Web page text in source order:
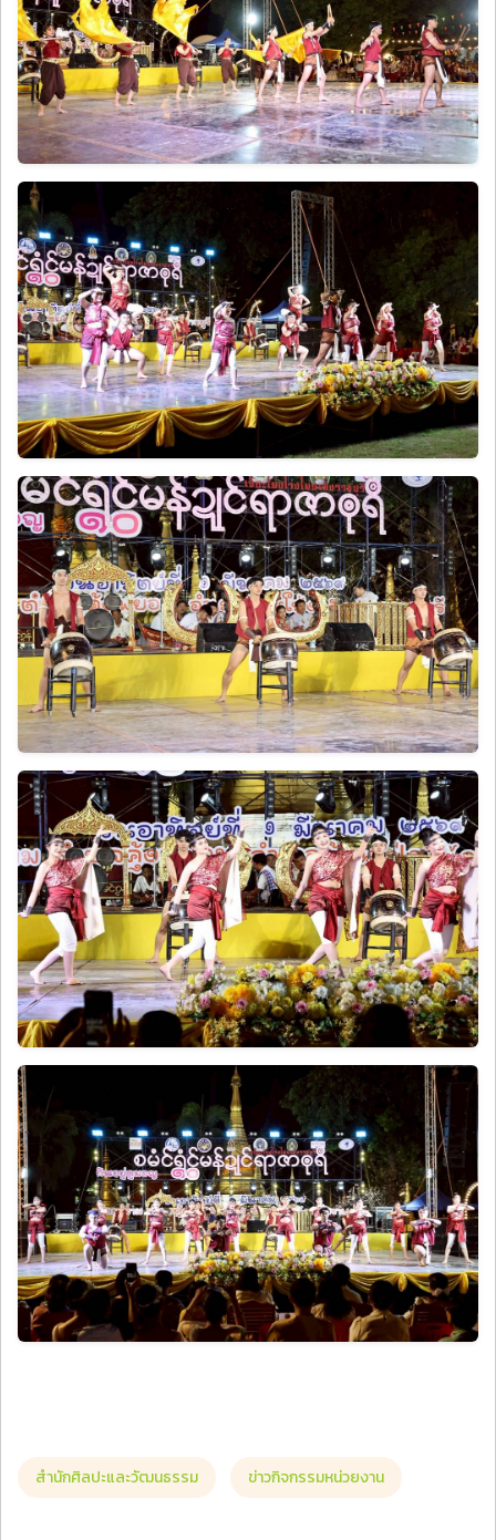
สำนักศิลปะและวัฒนธรรม ข่าวกิจกรรมหน่วยงาน